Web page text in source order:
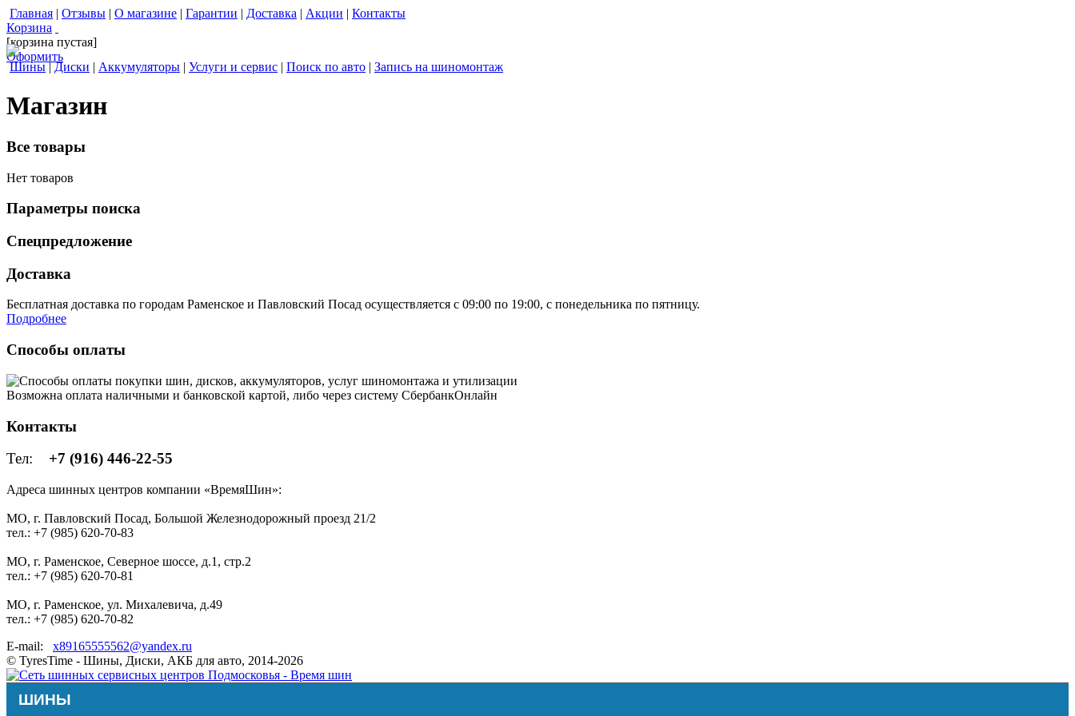
Главная | Отзывы | О магазине | Гарантии | Доставка | Акции | Контакты
Корзина
[корзина пустая]
Оформить
Шины | Диски | Аккумуляторы | Услуги и сервис | Поиск по авто | Запись на шиномонтаж
Магазин
Все товары
Нет товаров
Параметры поиска
Спецпредложение
Доставка
Бесплатная доставка по городам Раменское и Павловский Посад осуществляется с 09:00 по 19:00, с понедельника по пятницу.
Подробнее
Способы оплаты
Возможна оплата наличными и банковской картой, либо через систему СбербанкОнлайн
Контакты
Тел: +7 (916) 446-22-55
Адреса шинных центров компании «ВремяШин»:
МО, г. Павловский Посад, Большой Железнодорожный проезд 21/2
тел.: +7 (985) 620-70-83
МО, г. Раменское, Северное шоссе, д.1, стр.2
тел.: +7 (985) 620-70-81
МО, г. Раменское, ул. Михалевича, д.49
тел.: +7 (985) 620-70-82
E-mail: x89165555562@yandex.ru
© TyresTime - Шины, Диски, АКБ для авто, 2014-2026
ШИНЫ